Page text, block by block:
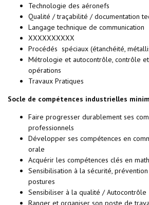
Technologie des aéronefs
Qualité / traçabilité / documentation
Langage technique de communication
XXXXXXXXXX
Procédés spéciaux (étanchéité,
Métrologie et autocontrôle, contrôle
opérations
Travaux Pratiques
Socle de compétences industrielles
Faire progresser durablement ses
professionnels
Développer ses compétences en
orale
Acquérir les compétences clés en
Sensibilisation à la sécurité,
postures
Sensibiliser à la qualité / Autocontrôle
Ranger et organiser son poste de